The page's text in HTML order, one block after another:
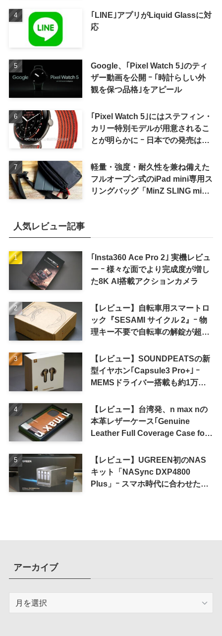
｢LINE｣アプリがLiquid Glassに対
応
Google、｢Pixel Watch 5｣のティ
ザー動画を公開 ｰ ｢時計らしい外
観を保つ品格｣をアピール
｢Pixel Watch 5｣にはステフィン・
カリー特別モデルが用意されるこ
とが明らかに ｰ 日本での発売は期
軽量・強度・耐久性を兼ね備えた
フルオープン式のiPad mini専用ス
リングバッグ「MinZ SLING mini
人気レビュー記事
｢Insta360 Ace Pro 2｣ 実機レビュ
ー ｰ 様々な面でより完成度が増し
た8K AI搭載アクションカメラ
【レビュー】自転車用スマートロ
ック『SESAMI サイクル 2』ｰ 物
理キー不要で自転車の解錠が超簡
【レビュー】SOUNDPEATSの新
型イヤホン｢Capsule3 Pro+｣ ｰ
MEMSドライバー搭載も約1万円
【レビュー】台湾発、n max nの
本革レザーケース｢Genuine
Leather Full Coverage Case for
【レビュー】UGREEN初のNAS
キット「NASync DXP4800
Plus」ｰ スマホ時代に合わせた設
アーカイブ